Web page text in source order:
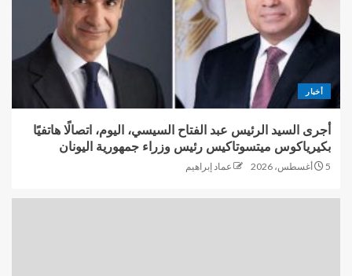
أخبار
أجرى السيد الرئيس عبد الفتاح السيسي، اليوم، اتصالًا هاتفيًا
بكيرياكوس ميتسوتاكيس رئيس وزراء جمهورية اليونان
5 أغسطس، 2026 عماد إبراهيم